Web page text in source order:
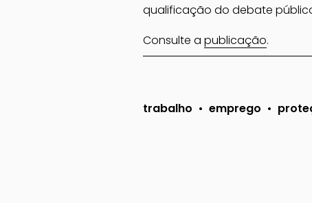
qualificação do debate
Consulte a publicação.
trabalho emprego